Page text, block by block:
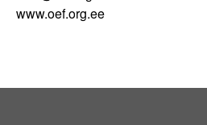
www.oef.org.ee